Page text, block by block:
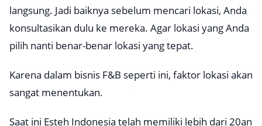
langsung. Jadi baiknya sebelum mencari lokasi, Anda
konsultasikan dulu ke mereka. Agar lokasi yang Anda
pilih nanti benar-benar lokasi yang tepat.
Karena dalam bisnis F&B seperti ini, faktor lokasi akan
sangat menentukan.
Saat ini Esteh Indonesia telah memiliki lebih dari 20an